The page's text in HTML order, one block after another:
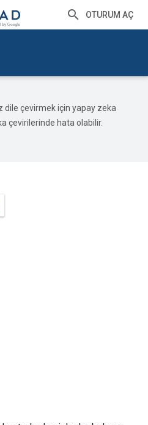
OTURUM AÇ
dile çevirmek için yapay zeka
çevirilerinde hata olabilir.